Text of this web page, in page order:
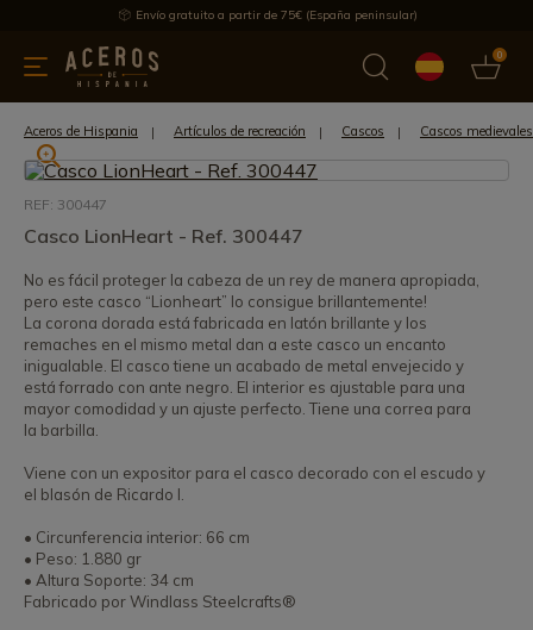
Envío gratuito a partir de 75€ (España peninsular)
0
menaje Ofertas Ultimas novedades Los más vendidos
Aceros de Hispania Artículos de recreación Cascos Cascos medievales
REF: 300447
Casco LionHeart - Ref. 300447
No es fácil proteger la cabeza de un rey de manera apropiada,
pero este casco “Lionheart” lo consigue brillantemente!
La corona dorada está fabricada en latón brillante y los
remaches en el mismo metal dan a este casco un encanto
inigualable. El casco tiene un acabado de metal envejecido y
está forrado con ante negro. El interior es ajustable para una
mayor comodidad y un ajuste perfecto. Tiene una correa para
la barbilla.
Viene con un expositor para el casco decorado con el escudo y
el blasón de Ricardo I.
• Circunferencia interior: 66 cm
• Peso: 1.880 gr
• Altura Soporte: 34 cm
Fabricado por Windlass Steelcrafts®